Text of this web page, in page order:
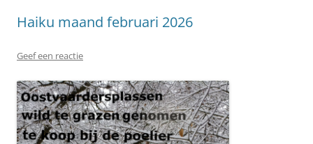
Haiku maand februari 2026
Geef een reactie